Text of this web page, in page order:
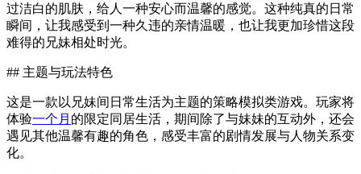
过洁白的肌肤，给人一种安心而温馨的感觉。这种纯真的日常
瞬间，让我感受到一种久违的亲情温暖，也让我更加珍惜这段
难得的兄妹相处时光。
## 主题与玩法特色
这是一款以兄妹间日常生活为主题的策略模拟类游戏。玩家将
体验一个月 的限定同居生活，期间除了与妹妹的互动外，还会
遇见其他温馨有趣的角色，感受丰富的剧情发展与人物关系变
化。